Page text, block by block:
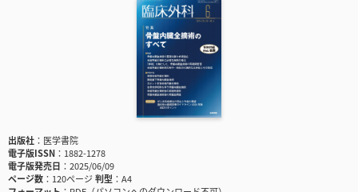
出版社
医学書院
電子版ISSN
1882-1278
電子版発売日
2025/06/09
ページ数
120ページ判型
A4